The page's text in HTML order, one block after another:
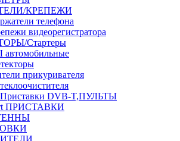
КРЕПЕЖИ
телефона
видеорегистратора
Стартеры
прикуривателя
DVB-T,ПУЛЬТЫ
ПРИСТАВКИ